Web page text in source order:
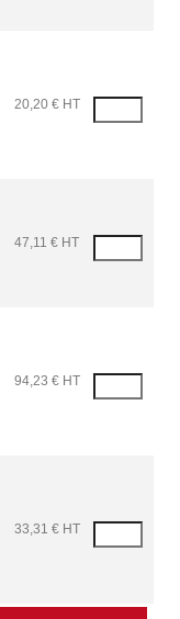
20,20 € HT
47,11 € HT
94,23 € HT
33,31 € HT